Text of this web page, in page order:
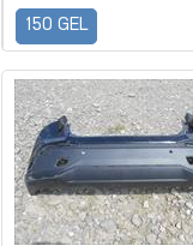
150 GEL